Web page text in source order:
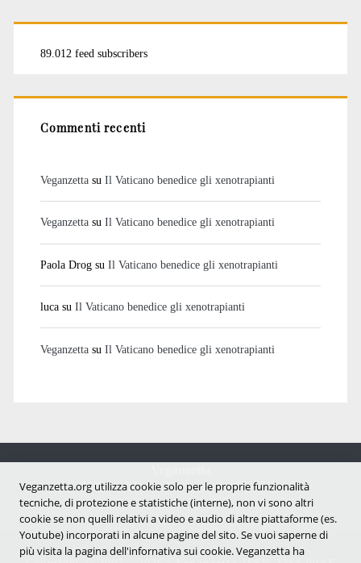
89.012 feed subscribers
Commenti recenti
Veganzettasu Il Vaticano benedice gli xenotrapianti
Veganzettasu Il Vaticano benedice gli xenotrapianti
Paola Drogsu Il Vaticano benedice gli xenotrapianti
lucasu Il Vaticano benedice gli xenotrapianti
Veganzettasu Il Vaticano benedice gli xenotrapianti
Notizie dal mondo vegan e antispecista
Veganzetta.org utilizza cookie solo per le proprie funzionalità
tecniche, di protezione e statistiche (interne), non vi sono altri
cookie se non quelli relativi a video e audio di altre piattaforme (es.
Youtube) incorporati in alcune pagine del sito. Se vuoi saperne di
più visita la pagina dell'infornativa sui cookie. Veganzetta ha